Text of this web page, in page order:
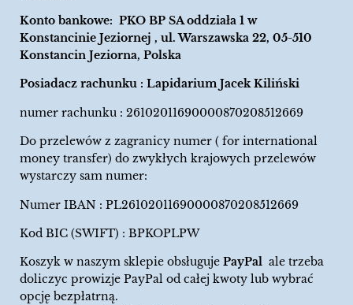
Konto bankowe: PKO BP SA oddziała 1 w
Konstancinie Jeziornej , ul. Warszawska 22, 05-510
Konstancin Jeziorna, Polska
Posiadacz rachunku : Lapidarium Jacek Kiliński
numer rachunku : 26102011690000870208512669
Do przelewów z zagranicy numer ( for international
money transfer) do zwykłych krajowych przelewów
wystarczy sam numer:
Numer IBAN : PL26102011690000870208512669
Kod BIC (SWIFT) : BPKOPLPW
Koszyk w naszym sklepie obsługuje PayPal ale trzeba
doliczyc prowizje PayPal od całej kwoty lub wybrać
opcję bezpłatrną.